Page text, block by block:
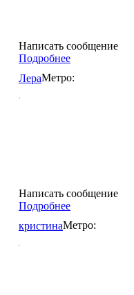
Написать сообщение
Подробнее
ЛераМетро:
Написать сообщение
Подробнее
кристинаМетро: